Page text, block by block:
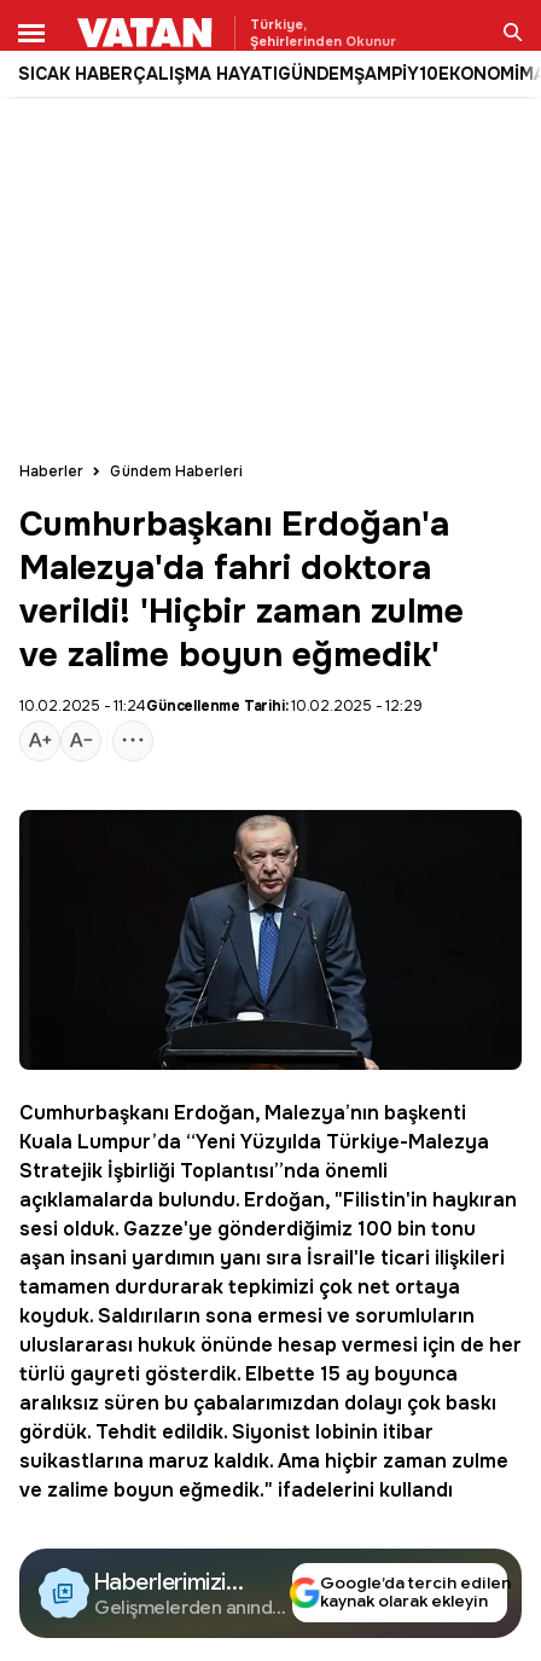
Türkiye,
Şehirlerinden Okunur
SICAK HABERÇALIŞMA HAYATIGÜNDEMŞAMPİY10EKONOMİ
Ara
Haberler Gündem Haberleri
Cumhurbaşkanı Erdoğan'a
Malezya'da fahri doktora
verildi! 'Hiçbir zaman zulme
ve zalime boyun eğmedik'
10.02.2025 - 11:24Güncellenme Tarihi:10.02.2025 - 12:29
Cumhurbaşkanı Erdoğan, Malezya’nın başkenti
Kuala Lumpur’da “Yeni Yüzyılda Türkiye-Malezya
Stratejik İşbirliği Toplantısı”nda önemli
açıklamalarda bulundu. Erdoğan, "Filistin'in haykıran
sesi olduk. Gazze'ye gönderdiğimiz 100 bin tonu
aşan insani yardımın yanı sıra İsrail'le ticari ilişkileri
tamamen durdurarak tepkimizi çok net ortaya
koyduk. Saldırıların sona ermesi ve sorumluların
uluslararası hukuk önünde hesap vermesi için de her
türlü gayreti gösterdik. Elbette 15 ay boyunca
aralıksız süren bu çabalarımızdan dolayı çok baskı
gördük. Tehdit edildik. Siyonist lobinin itibar
suikastlarına maruz kaldık. Ama hiçbir zaman zulme
ve zalime boyun eğmedik." ifadelerini kullandı
Haberlerimizi
Google'da Takip
Edin
Gelişmelerden anında
Google’da tercih edilen
kaynak olarak ekleyin